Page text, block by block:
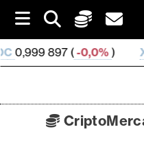
i
p
t
) XRP 1,02 (-1,69%